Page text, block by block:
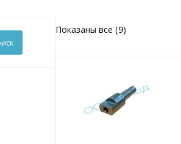
Показаны все (9)